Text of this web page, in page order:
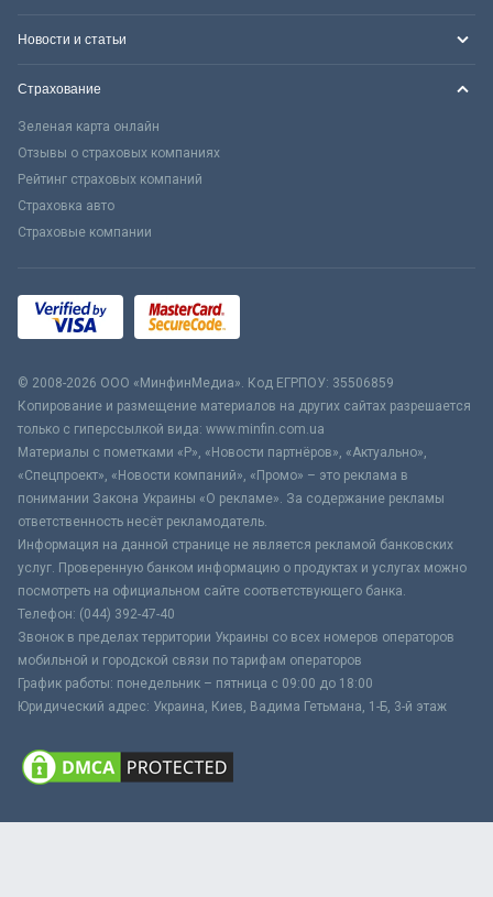
Новости и статьи
Страхование
Зеленая карта онлайн
Отзывы о страховых компаниях
Рейтинг страховых компаний
Страховка авто
Страховые компании
© 2008-2026 ООО «МинфинМедиа». Код ЕГРПОУ: 35506859
Копирование и размещение материалов на других сайтах разрешается
только с гиперссылкой вида: www.minfin.com.ua
Материалы с пометками «Р», «Новости партнёров», «Актуально»,
«Спецпроект», «Новости компаний», «Промо» – это реклама в
понимании Закона Украины «О рекламе». За содержание рекламы
ответственность несёт рекламодатель.
Информация на данной странице не является рекламой банковских
услуг. Проверенную банком информацию о продуктах и услугах можно
посмотреть на официальном сайте соответствующего банка.
Телефон: (044) 392-47-40
Звонок в пределах территории Украины со всех номеров операторов
мобильной и городской связи по тарифам операторов
График работы: понедельник – пятница с 09:00 до 18:00
Юридический адрес: Украина, Киев, Вадима Гетьмана, 1-Б, 3-й этаж